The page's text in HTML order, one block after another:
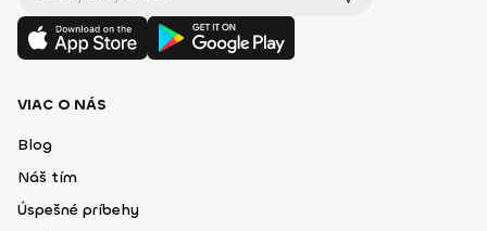
VIAC O NÁS
Blog
Náš tím
Úspešné príbehy